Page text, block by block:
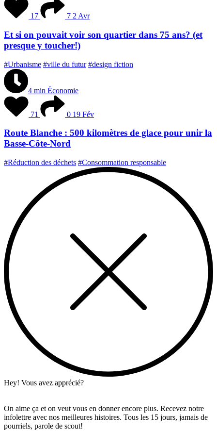
17 7 2 Avr
Et si on pouvait voir son quartier dans 75 ans? (et
presque y toucher!)
#Urbanisme #ville du futur #design fiction
4 min Économie
71 0 19 Fév
Route Blanche : 500 kilomètres de glace pour unir la
Basse-Côte-Nord
#Réduction des déchets #Consommation responsable
Hey! Vous avez apprécié?
On aime ça et on veut vous en donner encore plus. Recevez notre
infolettre avec nos meilleures histoires. Tous les 15 jours, jamais de
pourriels, parole de scout!